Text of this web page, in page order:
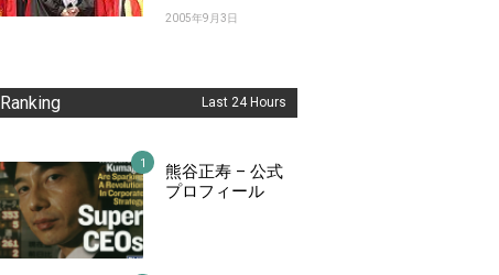
2005年9月3日
Ranking Last 24 Hours
熊谷正寿 – 公式
プロフィール